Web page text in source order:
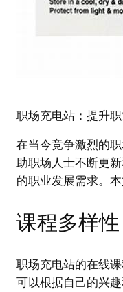
职场充电站：提升
在当今竞争激烈的
助职场人士不断更
的职业发展需求。
课程多样性
职场充电站的在线
可以根据自己的兴